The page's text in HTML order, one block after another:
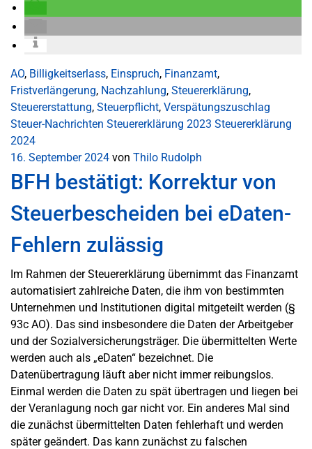
AO, Billigkeitserlass, Einspruch, Finanzamt,
Fristverlängerung, Nachzahlung, Steuererklärung,
Steuererstattung, Steuerpflicht, Verspätungszuschlag
Steuer-Nachrichten Steuererklärung 2023 Steuererklärung
2024
16. September 2024 von Thilo Rudolph
BFH bestätigt: Korrektur von
Steuerbescheiden bei eDaten-
Fehlern zulässig
Im Rahmen der Steuererklärung übernimmt das Finanzamt
automatisiert zahlreiche Daten, die ihm von bestimmten
Unternehmen und Institutionen digital mitgeteilt werden (§
93c AO). Das sind insbesondere die Daten der Arbeitgeber
und der Sozialversicherungsträger. Die übermittelten Werte
werden auch als „eDaten“ bezeichnet. Die
Datenübertragung läuft aber nicht immer reibungslos.
Einmal werden die Daten zu spät übertragen und liegen bei
der Veranlagung noch gar nicht vor. Ein anderes Mal sind
die zunächst übermittelten Daten fehlerhaft und werden
später geändert. Das kann zunächst zu falschen